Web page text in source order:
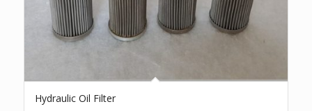
Hydraulic Oil Filter